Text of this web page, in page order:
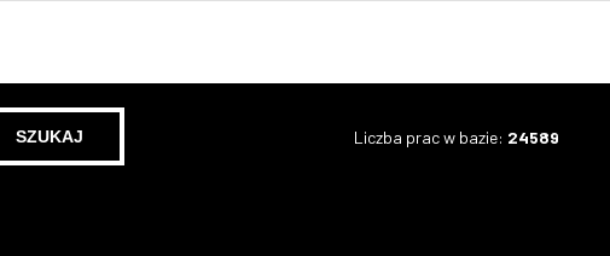
Liczba prac w bazie: 24589